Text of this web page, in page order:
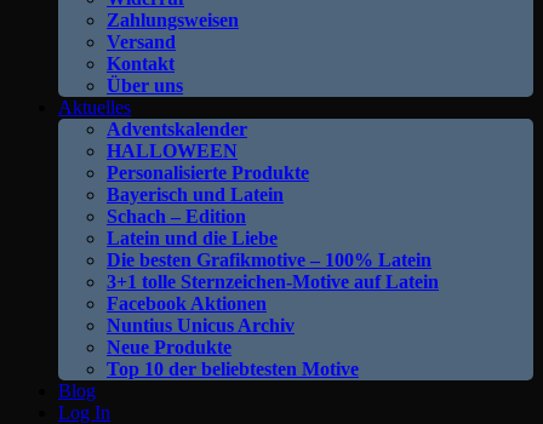
Zahlungsweisen
Versand
Kontakt
Über uns
Aktuelles
Adventskalender
HALLOWEEN
Personalisierte Produkte
Bayerisch und Latein
Schach – Edition
Latein und die Liebe
Die besten Grafikmotive – 100% Latein
3+1 tolle Sternzeichen-Motive auf Latein
Facebook Aktionen
Nuntius Unicus Archiv
Neue Produkte
Top 10 der beliebtesten Motive
Blog
Log In